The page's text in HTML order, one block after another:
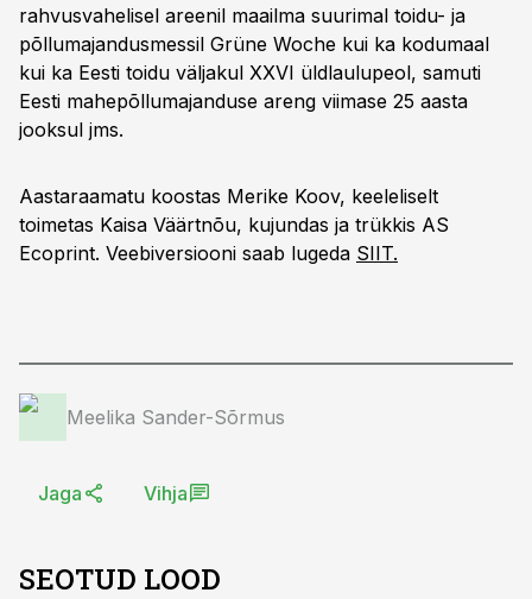
rahvusvahelisel areenil maailma suurimal toidu- ja
põllumajandusmessil Grüne Woche kui ka kodumaal
kui ka Eesti toidu väljakul XXVI üldlaulupeol, samuti
Eesti mahepõllumajanduse areng viimase 25 aasta
jooksul jms.
Aastaraamatu koostas Merike Koov, keeleliselt
toimetas Kaisa Väärtnõu, kujundas ja trükkis AS
Ecoprint. Veebiversiooni saab lugeda SIIT.
Meelika Sander-Sõrmus
Jaga Vihja
SEOTUD LOOD